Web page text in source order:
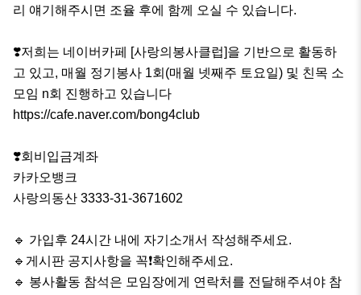
리 얘기해주시면 조율 후에 함께 오실 수 있습니다.
❣️저희는 네이버카페 [사랑의봉사클럽]을 기반으로 활동하
고 있고, 매월 정기봉사 1회(매월 넷째주 토요일) 및 친목 소
모임 n회 진행하고 있습니다
https://cafe.naver.com/bong4club
❣️회비입금계좌
카카오뱅크
사랑의동산 3333-31-3671602
🔹️ 가입후 24시간 내에 자기소개서 작성해주세요.
🔹️게시판 공지사항을 꼭❗확인해주세요.
🔹️ 봉사활동 참석은 모임장에게 연락처를 전달해주셔야 참